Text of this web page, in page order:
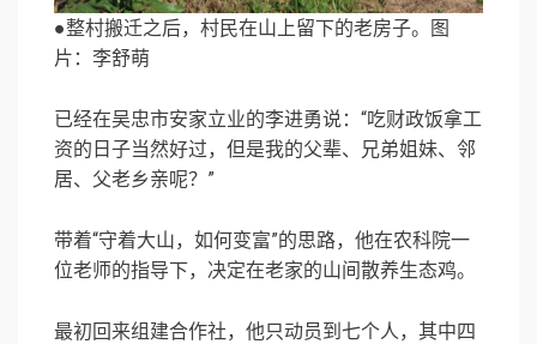
●整村搬迁之后，村民在山上留下的老房子。图
片：李舒萌
已经在吴忠市安家立业的李进勇说：“吃财政饭拿工
资的日子当然好过，但是我的父辈、兄弟姐妹、邻
居、父老乡亲呢？”
带着“守着大山，如何变富”的思路，他在农科院一
位老师的指导下，决定在老家的山间散养生态鸡。
最初回来组建合作社，他只动员到七个人，其中四